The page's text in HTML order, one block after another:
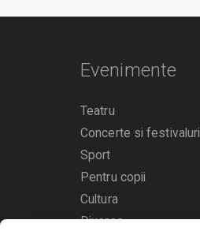
Evenimente
Teatru
Concerte si festivaluri
Sport
Pentru copii
Cultura
Diverse